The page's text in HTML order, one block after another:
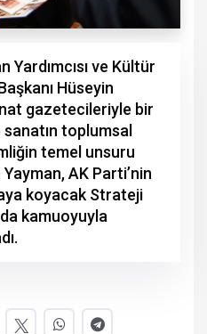
Yardımcısı ve Kültür
Hüseyin
gazetecileriyle bir
toplumsal
temel unsuru
AK Parti’nin
koyacak Strateji
kamuoyuyla